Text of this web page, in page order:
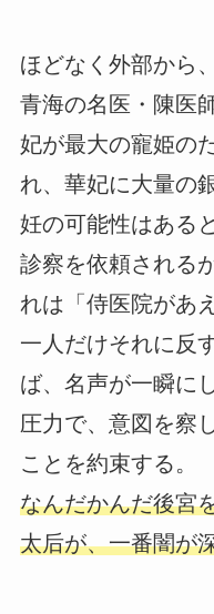
ほどなく外部から
青海の名医・陳医
妃が最大の寵姫の
れ、華妃に大量の
妊の可能性はある
診察を依頼される
れは「侍医院があ
一人だけそれに反
ば、名声が一瞬に
圧力で、意図を察
ことを約束する。
なんだかんだ後宮
太后が、一番闇が